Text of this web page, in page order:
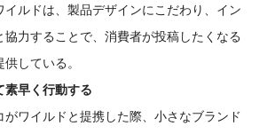
イルドは、製品デザインにこだわり、イン
協力することで、消費者が投稿したくなる
している。
素早く行動する
がワイルドと提携した際、小さなブランド